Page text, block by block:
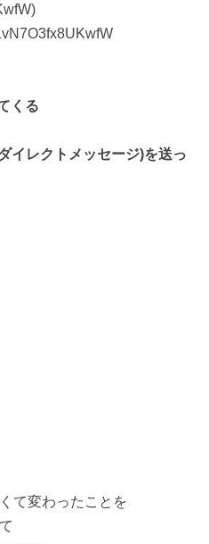
くる
イレクトメッセージ)を送っ
て変わったことを